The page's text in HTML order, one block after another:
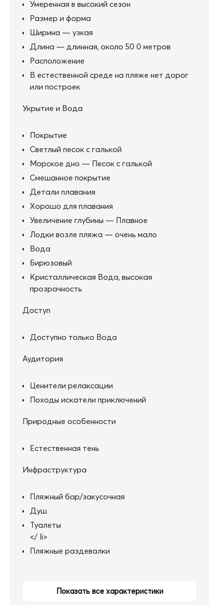
Умеренная в высокий сезон
Размер и форма
Ширина — узкая
Длина — длинная, около 50 0 метров
Расположение
В естественной среде на пляже нет дорог
или построек
Укрытие и Вода
Покрытие
Светлый песок с галькой
Морское дно — Песок с галькой
Смешанное покрытие
Детали плавания
Хорошо для плавания
Увеличение глубины — Плавное
Лодки возле пляжа — очень мало
Вода
Бирюзовый
Кристаллическая Вода, высокая
прозрачность
Доступ
Доступно только Вода
Аудитория
Ценители релаксации
Походы искатели приключений
Природные особенности
Естественная тень
Инфраструктура
Пляжный бар/закусочная
Душ
Туалеты
</ li>
Пляжные раздевалки
Показать все характеристики